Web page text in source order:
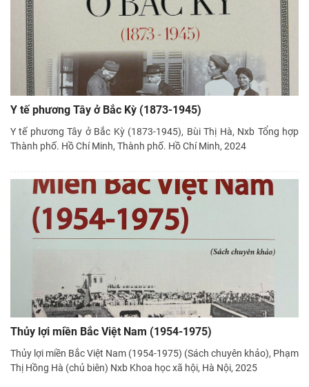
Y tế phương Tây ở Bắc Kỳ (1873-1945)
Y tế phương Tây ở Bắc Kỳ (1873-1945), Bùi Thị Hà, Nxb Tổng hợp
Thành phố. Hồ Chí Minh, Thành phố. Hồ Chí Minh, 2024
Thủy lợi miền Bắc Việt Nam (1954-1975)
Thủy lợi miền Bắc Việt Nam (1954-1975) (Sách chuyên khảo), Phạm
Thị Hồng Hà (chủ biên) Nxb Khoa học xã hội, Hà Nội, 2025